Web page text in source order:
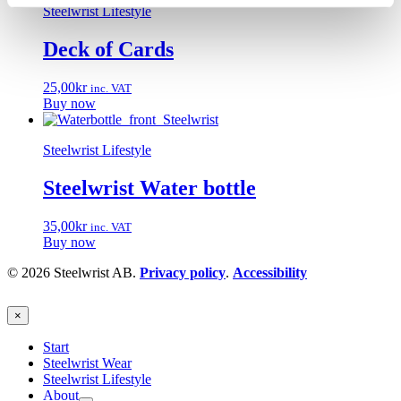
Steelwrist Lifestyle
Deck of Cards
25,00kr inc. VAT
Buy now
Steelwrist Lifestyle
Steelwrist Water bottle
35,00kr inc. VAT
Buy now
© 2026 Steelwrist AB. Privacy policy. Accessibility
×
Start
Steelwrist Wear
Steelwrist Lifestyle
About